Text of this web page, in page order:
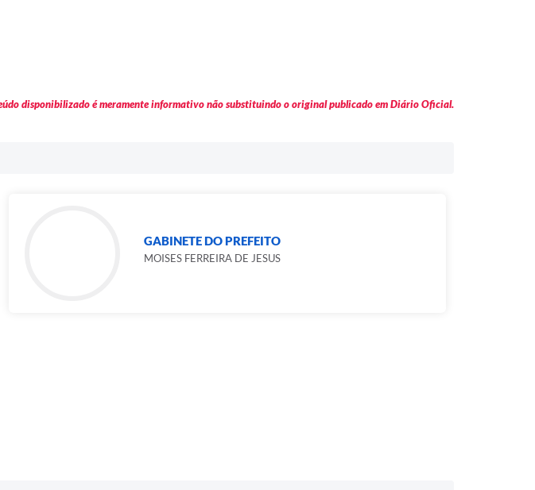
disponibilizado é meramente informativo não substituindo o original publicado em Diário Oficial.
GABINETE DO PREFEITO
MOISES FERREIRA DE JESUS